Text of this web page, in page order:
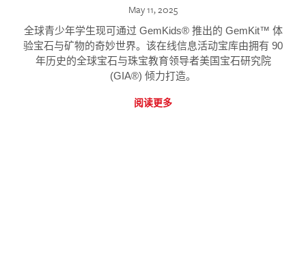
May 11, 2025
全球青少年学生现可通过 GemKids® 推出的 GemKit™ 体
验宝石与矿物的奇妙世界。该在线信息活动宝库由拥有 90
年历史的全球宝石与珠宝教育领导者美国宝石研究院
(GIA®) 倾力打造。
阅读更多